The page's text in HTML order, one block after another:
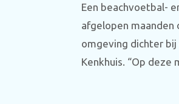
Een beachvoetbal-
afgelopen maanden
omgeving dichter
Kenkhuis. “Op